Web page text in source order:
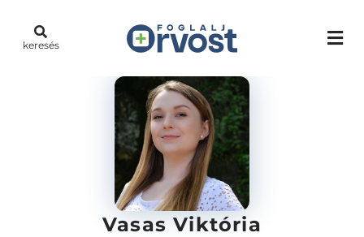
keresés
Vasas Viktória